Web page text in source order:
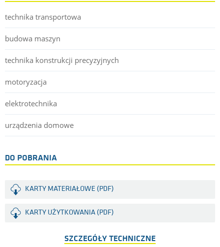
technika transportowa
budowa maszyn
technika konstrukcji precyzyjnych
motoryzacja
elektrotechnika
urządzenia domowe
DO POBRANIA
KARTY MATERIAŁOWE (PDF)
KARTY UŻYTKOWANIA (PDF)
SZCZEGÓŁY TECHNICZNE